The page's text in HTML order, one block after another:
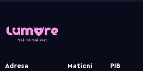
Adresa
Maticni
PIB